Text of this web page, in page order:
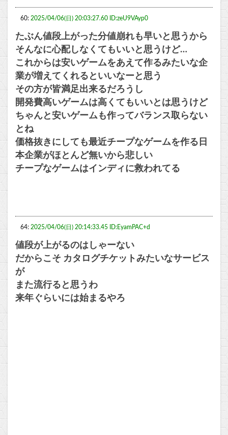
60: 2025/04/06(日) 20:03:27.60 ID:zeU9VAyp0
たぶん値段上がった分値崩れも早いと思うから
そんなに心配しなくてもいいと思うけど…
これからは安いゲームをあえて作るみたいな企
業が増えてくれるといいなーと思う
その方が皆満足出来るだろうし
開発費高いゲームは高くてもいいとは思うけど
ちゃんと安いゲームも作ってバランス取らない
とね
価格抜きにしても最近チープなゲームを作る日
本企業がほとんど無いから悲しい
チープなゲームはインディに救われてる
64: 2025/04/06(日) 20:14:33.45 ID:EyamPAC+d
値段が上がるのはしゃーない
だからこそ カタログチケットみたいなサービス
が
また流行ると思うわ
来年ぐらいには始まるやろ